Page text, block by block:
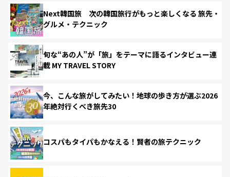
Next韓国旅 次の韓国旅行がもっと楽しくなる 旅先・
グルメ・テクニック
旬な“あの人”が「旅」をテーマに語るインタビュー連
載 MY TRAVEL STORY
今、こんな旅がしてみたい！地球の歩き方が選ぶ2026
年絶対行くべき旅先30
コスパもタイパもかなえる！賢者の旅テクニック